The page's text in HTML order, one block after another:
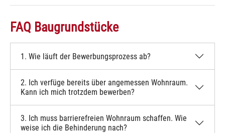
FAQ Baugrundstücke
1. Wie läuft der Bewerbungsprozess ab?
2. Ich verfüge bereits über angemessen Wohnraum.
Kann ich mich trotzdem bewerben?
3. Ich muss barrierefreien Wohnraum schaffen. Wie
weise ich die Behinderung nach?